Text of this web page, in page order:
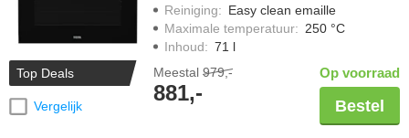
Top Deals
Vergelijk
Reiniging: Easy clean emaille
Maximale temperatuur: 250 °C
Inhoud: 71 l
Meestal 979,-
881,-
Op voorraad
Bestel